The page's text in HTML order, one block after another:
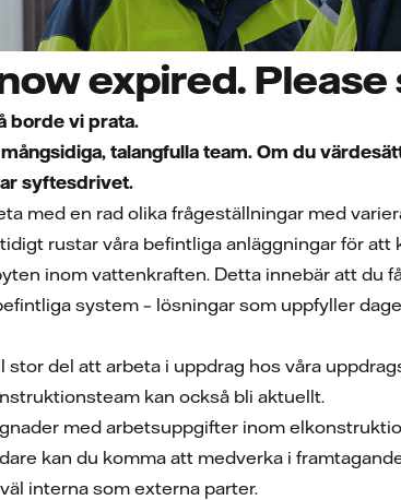
expired.
borde vi prata.
talangfulla team. Om du
syftesdrivet.
med en rad olika frågeställningar med
rustar våra befintliga anläggningar för att
inom vattenkraften. Detta innebär att du
system – lösningar som uppfyller
del att arbeta i uppdrag hos våra
kan också bli aktuellt.
med arbetsuppgifter inom
kan du komma att medverka i
interna som externa parter.